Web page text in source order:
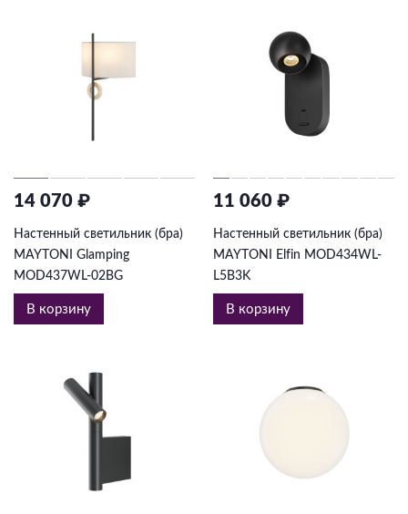
14 070 ₽
Настенный светильник (бра)
MAYTONI Glamping
MOD437WL-02BG
В корзину
11 060 ₽
Настенный светильник (бра)
MAYTONI Elfin MOD434WL-
L5B3K
В корзину